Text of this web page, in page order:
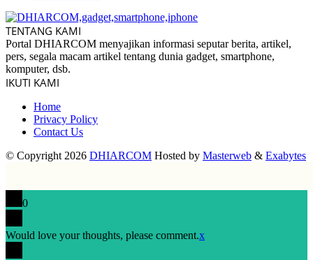
TENTANG KAMI
Portal DHIARCOM menyajikan informasi seputar berita, artikel,
pers, segala macam artikel tentang dunia gadget, smartphone,
komputer, dsb.
IKUTI KAMI
Home
Privacy Policy
Contact Us
© Copyright 2026 DHIARCOM Hosted by Masterweb & Exabytes
0
Would love your thoughts, please comment.x